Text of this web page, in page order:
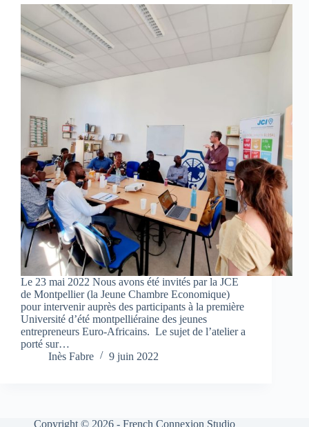
Le 23 mai 2022 Nous avons été invités par la JCE
de Montpellier (la Jeune Chambre Economique)
pour intervenir auprès des participants à la première
Université d’été montpelliéraine des jeunes
entrepreneurs Euro-Africains. ​ Le sujet de l’atelier a
porté sur…
Inès Fabre
9 juin 2022
Copyright © 2026 - French Connexion Studio